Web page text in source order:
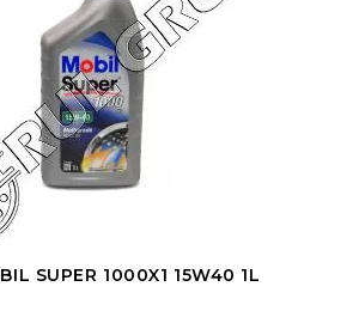
SUPER 1000X1 15W40 1L